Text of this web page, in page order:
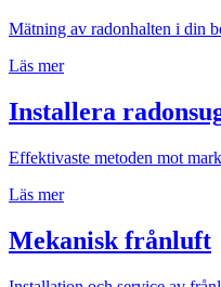
Mätning av radonhalten i din
Läs mer
Installera
Effektivaste metoden mot
Läs mer
Mekanisk frånluft